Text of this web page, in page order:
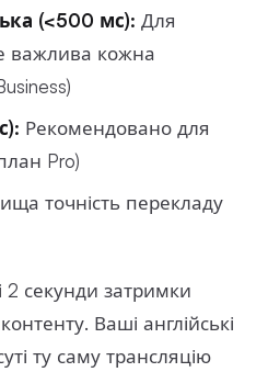
(<500 мс): Для
важлива кожна
Рекомендовано для
Pro)
точність перекладу
2 секунди затримки
Ваші англійські
ту саму трансляцію